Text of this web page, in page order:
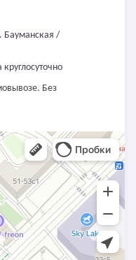
Бауманская /
Без